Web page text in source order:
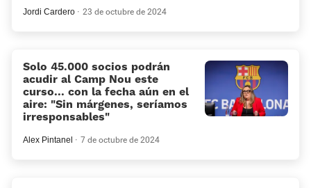
Jordi Cardero 23 de octubre de 2024
Solo 45.000 socios podrán
acudir al Camp Nou este
curso... con la fecha aún en el
aire: «Sin márgenes, seríamos
irresponsables»
Alex Pintanel 7 de octubre de 2024